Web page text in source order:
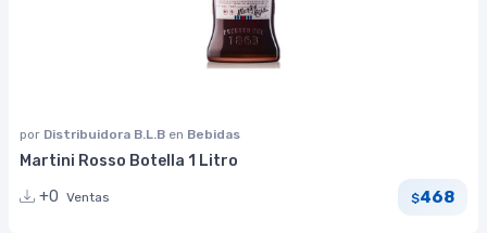
por Distribuidora B.L.B en Bebidas
Martini Rosso Botella 1 Litro
+0 Ventas $468